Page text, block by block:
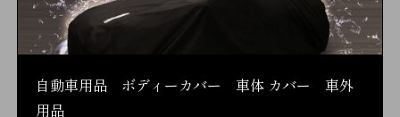
自動車用品 ボディーカバー 車体 カバー 車外
用品